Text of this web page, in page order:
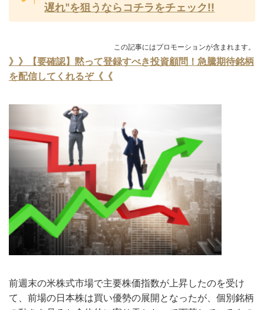
遅れ"を狙うならコチラをチェック!!
この記事にはプロモーションが含まれます。
》》【要確認】黙って登録すべき投資顧問！急騰期待銘柄
を配信してくれるぞ《《
前週末の米株式市場で主要株価指数が上昇したのを受け
て、前場の日本株は買い優勢の展開となったが、個別銘柄